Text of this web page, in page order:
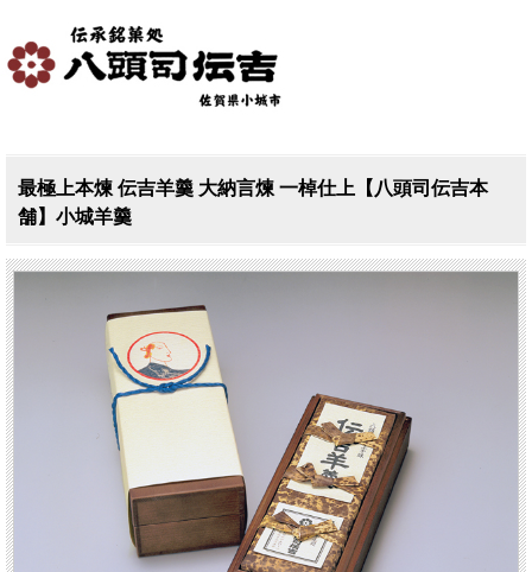
最極上本煉 伝吉羊羹 大納言煉 一棹仕上【八頭司伝吉本
舗】小城羊羹